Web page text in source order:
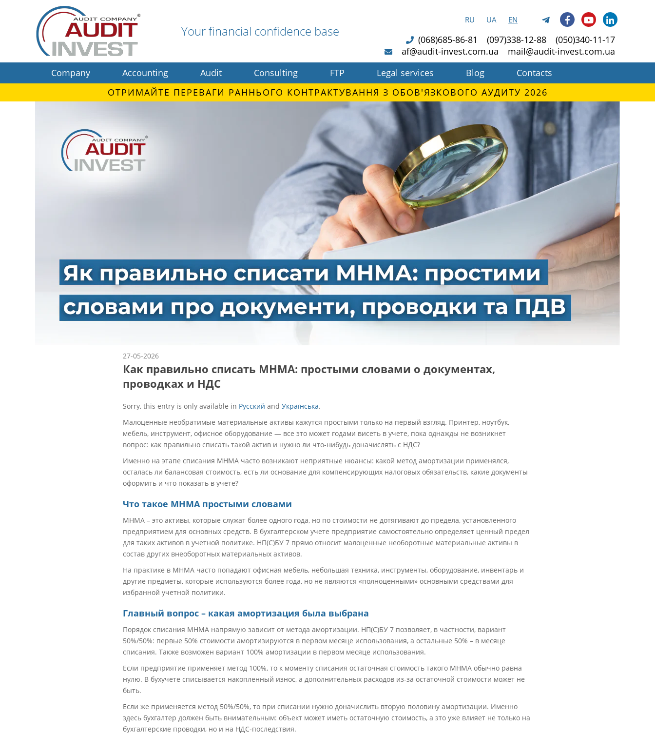
Your financial confidence base
RU UA EN
(068)685-86-81 (097)338-12-88
(050)340-11-17
af@audit-invest.com.ua
mail@audit-invest.com.ua
Company
Accounting Audit Consulting FTP Legal services Blog
Contacts
ОТРИМАЙТЕ ПЕРЕВАГИ РАННЬОГО КОНТРАКТУВАННЯ З ОБОВ'ЯЗКОВОГО АУДИТУ 2026
27-05-2026
Как правильно списать МНМА: простыми словами о документах,
проводках и НДС
Sorry, this entry is only available in Русский and Українська.
Малоценные необратимые материальные активы кажутся простыми только на первый взгляд. Принтер, ноутбук,
мебель, инструмент, офисное оборудование — все это может годами висеть в учете, пока однажды не возникнет
вопрос: как правильно списать такой актив и нужно ли что-нибудь доначислять с НДС?
Именно на этапе списания МНМА часто возникают неприятные нюансы: какой метод амортизации применялся,
осталась ли балансовая стоимость, есть ли основание для компенсирующих налоговых обязательств, какие документы
оформить и что показать в учете?
Что такое МНМА простыми словами
МНМА – это активы, которые служат более одного года, но по стоимости не дотягивают до предела, установленного
предприятием для основных средств. В бухгалтерском учете предприятие самостоятельно определяет ценный предел
для таких активов в учетной политике. НП(С)БУ 7 прямо относит малоценные необоротные материальные активы в
состав других внеоборотных материальных активов.
На практике в МНМА часто попадают офисная мебель, небольшая техника, инструменты, оборудование, инвентарь и
другие предметы, которые используются более года, но не являются «полноценными» основными средствами для
избранной учетной политики.
Главный вопрос – какая амортизация была выбрана
Порядок списания МНМА напрямую зависит от метода амортизации. НП(С)БУ 7 позволяет, в частности, вариант
50%/50%: первые 50% стоимости амортизируются в первом месяце использования, а остальные 50% – в месяце
списания. Также возможен вариант 100% амортизации в первом месяце использования.
Если предприятие применяет метод 100%, то к моменту списания остаточная стоимость такого МНМА обычно равна
нулю. В бухучете списывается накопленный износ, а дополнительных расходов из-за остаточной стоимости может не
быть.
Если же применяется метод 50%/50%, то при списании нужно доначислить вторую половину амортизации. Именно
здесь бухгалтер должен быть внимательным: объект может иметь остаточную стоимость, а это уже влияет не только на
бухгалтерские проводки, но и на НДС-последствия.